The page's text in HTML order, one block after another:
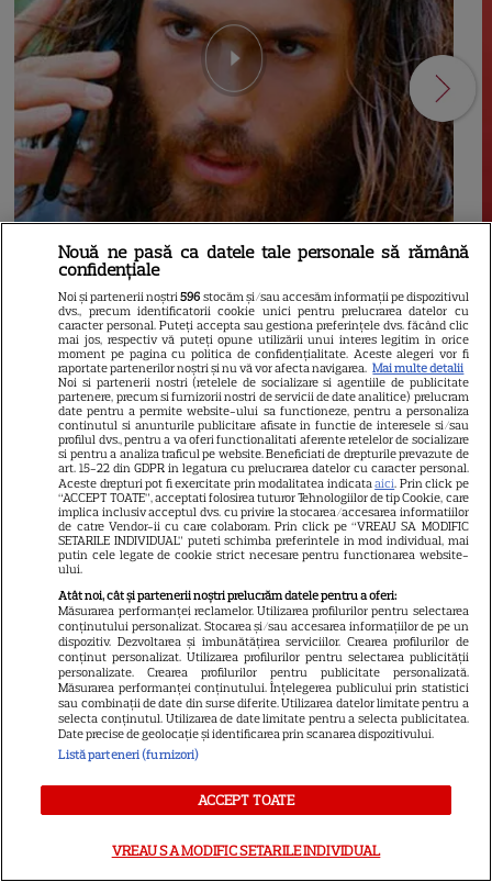
13
RECOMANDĂRI
Can Yaman revine la TV în
România! „El Turco”, premiera
de la Pro TV și disponibil
integral pe VOYO
ARTICOLE PARTENERI
Cum păstrăm ouăle corect în
frigider
Reţete de porumb copt la
Nouă ne pasă ca datele tale personale să rămână
confidențiale
Noi și partenerii noștri596 stocăm și/sau accesăm informații pe dispozitivul
dvs., precum identificatorii cookie unici pentru prelucrarea datelor cu
caracter personal. Puteți accepta sau gestiona preferințele dvs. făcând clic
mai jos, respectiv vă puteți opune utilizării unui interes legitim în orice
moment pe pagina cu politica de confidențialitate. Aceste alegeri vor fi
raportate partenerilor noștri și nu vă vor afecta navigarea. Mai multe detalii
Noi si partenerii nostri (retelele de socializare si agentiile de publicitate
partenere, precum si furnizorii nostri de servicii de date analitice) prelucram
date pentru a permite website-ului sa functioneze, pentru a personaliza
continutul si anunturile publicitare afisate in functie de interesele si/sau
profilul dvs., pentru a va oferi functionalitati aferente retelelor de socializare
si pentru a analiza traficul pe website. Beneficiati de drepturile prevazute de
art. 15-22 din GDPR in legatura cu prelucrarea datelor cu caracter personal.
Aceste drepturi pot fi exercitate prin modalitatea indicataaici. Prin click pe
“ACCEPT TOATE”, acceptati folosirea tuturor Tehnologiilor de tip Cookie, care
implica inclusiv acceptul dvs. cu privire la stocarea/accesarea informatiilor
de catre Vendor-ii cu care colaboram. Prin click pe “VREAU SA MODIFIC
SETARILE INDIVIDUAL” puteti schimba preferintele in mod individual, mai
putin cele legate de cookie strict necesare pentru functionarea website-
ului.
Atât noi, cât și partenerii noștri prelucrăm datele pentru a oferi:
Măsurarea performanței reclamelor. Utilizarea profilurilor pentru selectarea
conținutului personalizat. Stocarea și/sau accesarea informațiilor de pe un
dispozitiv. Dezvoltarea și îmbunătățirea serviciilor. Crearea profilurilor de
conținut personalizat. Utilizarea profilurilor pentru selectarea publicității
personalizate. Crearea profilurilor pentru publicitate personalizată.
Măsurarea performanței conținutului. Înțelegerea publicului prin statistici
sau combinații de date din surse diferite. Utilizarea datelor limitate pentru a
selecta conținutul. Utilizarea de date limitate pentru a selecta publicitatea.
Date precise de geolocație și identificarea prin scanarea dispozitivului.
Listă parteneri (furnizori)
ACCEPT TOATE
VREAU SA MODIFIC SETARILE INDIVIDUAL